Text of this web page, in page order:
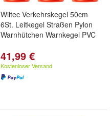
Wiltec Verkehrskegel 50cm
6St. Leitkegel Straßen Pylon
Warnhütchen Warnkegel PVC
41,99 €
Kostenloser Versand